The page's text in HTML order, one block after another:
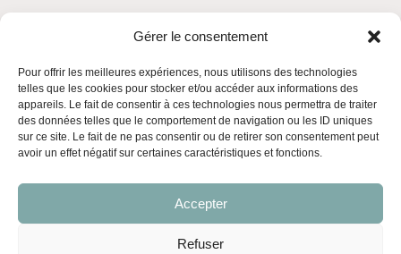
Gérer le consentement
Pour offrir les meilleures expériences, nous utilisons des technologies
telles que les cookies pour stocker et/ou accéder aux informations des
appareils. Le fait de consentir à ces technologies nous permettra de traiter
des données telles que le comportement de navigation ou les ID uniques
sur ce site. Le fait de ne pas consentir ou de retirer son consentement peut
avoir un effet négatif sur certaines caractéristiques et fonctions.
Accepter
Refuser
Mentions légales
Politique de confidentialité
Conditions générales de vente
Politique de cookies (UE)